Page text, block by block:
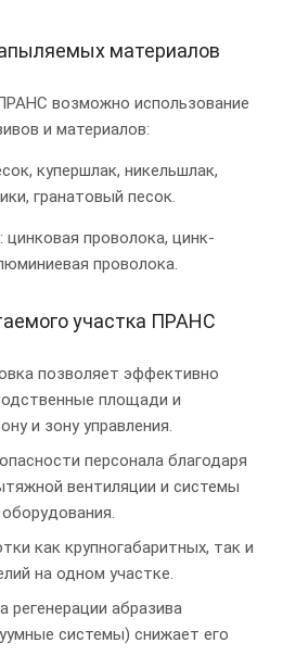
материалов
возможно использование
и материалов:
купершлак, никельшлак,
гранатовый песок.
проволока, цинк-
проволока.
участка ПРАНС
позволяет эффективно
площади и
и зону управления.
персонала благодаря
вентиляции и системы
как крупногабаритных, так и
на одном участке.
регенерации абразива
системы) снижает его